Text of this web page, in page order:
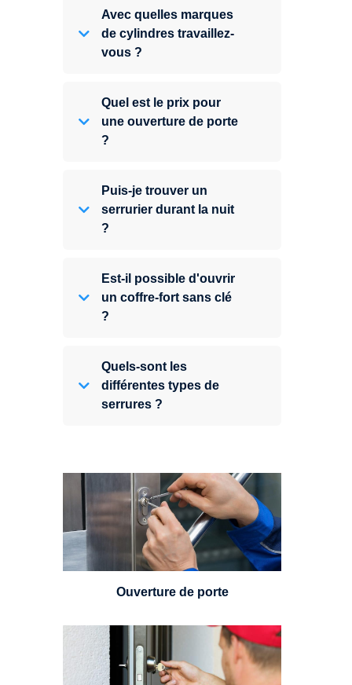
Avec quelles marques
de cylindres travaillez-
vous ?
Quel est le prix pour
une ouverture de porte
?
Puis-je trouver un
serrurier durant la nuit
?
Est-il possible d'ouvrir
un coffre-fort sans clé
?
Quels-sont les
différentes types de
serrures ?
Vous avez perdu vos clés ou la
porte s'est refermée derrière vous
? Un serrurier est disponible
24h/7.
Ouverture de porte
Un serrurier sera en mesure de
choisir et remplacer un cylindre
standard, à 5 leviers ou à 3